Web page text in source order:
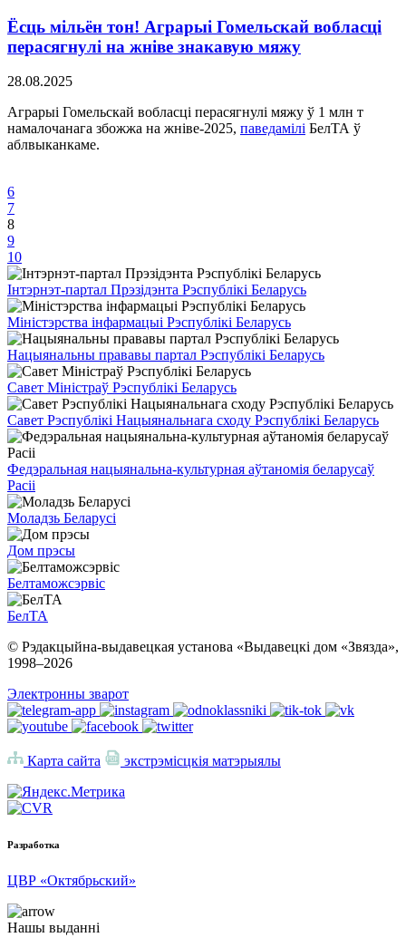
Ёсць мільён тон! Аграрыі Гомельскай вобласці
перасягнулі на жніве знакавую мяжу
28.08.2025
Аграрыі Гомельскай вобласці перасягнулі мяжу ў 1 млн т
намалочанага збожжа на жніве-2025, паведамілі БелТА ў
аблвыканкаме.
6
7
8
9
10
Інтэрнэт-партал Прэзідэнта Рэспублікі Беларусь
Міністэрства інфармацыі Рэспублікі Беларусь
Нацыянальны прававы партал Рэспублікі Беларусь
Савет Міністраў Рэспублікі Беларусь
Савет Рэспублікі Нацыянальнага сходу Рэспублікі Беларусь
Федэральная нацыянальна-культурная аўтаномія беларусаў
Расіі
Моладзь Беларусі
Дом прэсы
Белтаможсэрвіс
БелТА
© Рэдакцыйна-выдавецкая установа «Выдавецкі дом «Звязда»,
1998–2026
Электронны зварот
Карта сайта экстрэмісцкія матэрыялы
Разработка
ЦВР «Октябрьский»
Нашы выданні